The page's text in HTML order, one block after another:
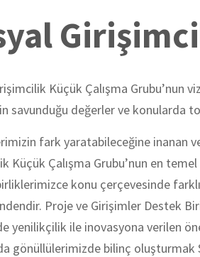
Küçük Çalışma Grubu’nun
savunduğu değerler ve konularda
fark yaratabileceğine inanan
Küçük Çalışma Grubu’nun en
konu çerçevesinde
Proje ve Girişimler Destek
yenilikçilik ile inovasyona verilen
gönüllülerimizde bilinç oluşturmak